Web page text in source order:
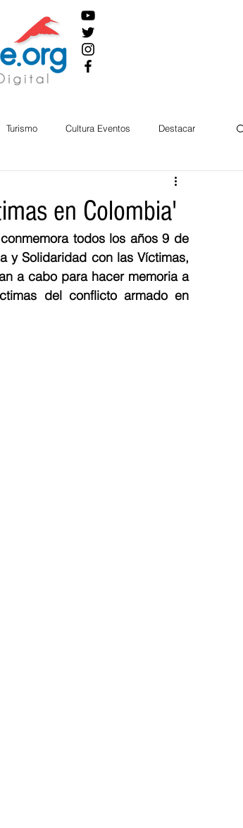
Turismo Cultura Eventos Destacar
Política Documentos Día 10/10 2017
en Colombia'
todos los años 9 de
y Solidaridad con las Víctimas,
a cabo para hacer memoria a
del conflicto armado en